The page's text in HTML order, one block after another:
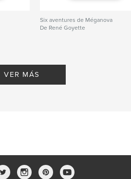
Six aventures de Méganova
De René Goyette
VER MÁS